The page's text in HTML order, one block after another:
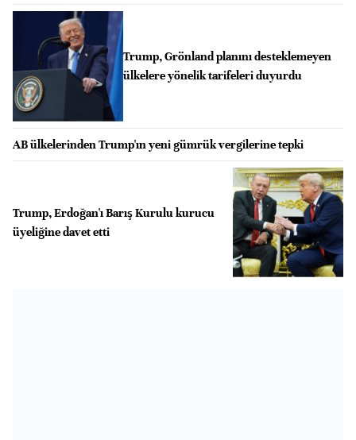
Trump, Grönland planını desteklemeyen
ülkelere yönelik tarifeleri duyurdu
AB ülkelerinden Trump'ın yeni gümrük vergilerine tepki
Trump, Erdoğan'ı Barış Kurulu kurucu
üyeliğine davet etti